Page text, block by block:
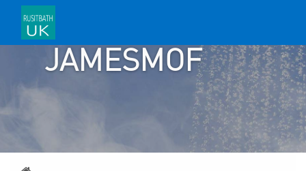
CONTACT:
JAMESMOF